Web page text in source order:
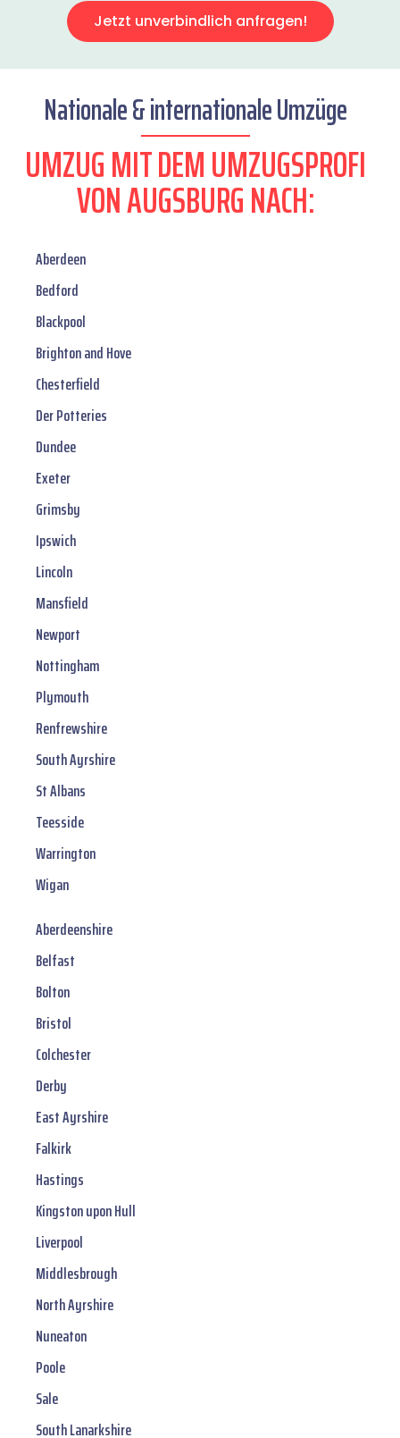
Jetzt unverbindlich anfragen!
Nationale & internationale Umzüge
UMZUG MIT DEM UMZUGSPROFI
VON AUGSBURG NACH:
Aberdeen
Bedford
Blackpool
Brighton and Hove
Chesterfield
Der Potteries
Dundee
Exeter
Grimsby
Ipswich
Lincoln
Mansfield
Newport
Nottingham
Plymouth
Renfrewshire
South Ayrshire
St Albans
Teesside
Warrington
Wigan
Aberdeenshire
Belfast
Bolton
Bristol
Colchester
Derby
East Ayrshire
Falkirk
Hastings
Kingston upon Hull
Liverpool
Middlesbrough
North Ayrshire
Nuneaton
Poole
Sale
South Lanarkshire